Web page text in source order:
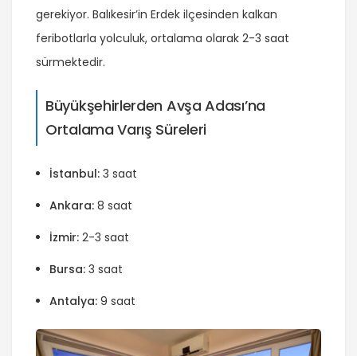
gerekiyor. Balıkesir’in Erdek ilçesinden kalkan
feribotlarla yolculuk, ortalama olarak 2-3 saat
sürmektedir.
Büyükşehirlerden Avşa Adası’na
Ortalama Varış Süreleri
İstanbul: 3 saat
Ankara: 8 saat
İzmir: 2-3 saat
Bursa: 3 saat
Antalya: 9 saat